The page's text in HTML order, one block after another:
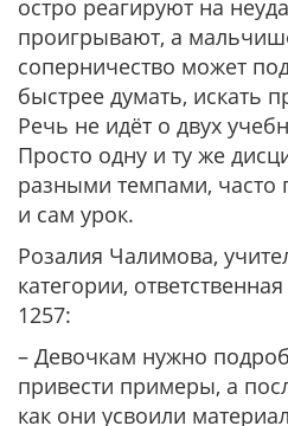
остро реагируют на
проигрывают, а
соперничество может
быстрее думать, искать
Речь не идёт о двух
Просто одну и ту же
разными темпами, часто
и сам урок.
Розалия Чалимова,
категории,
1257:
– Девочкам нужно
привести примеры, а
как они усвоили